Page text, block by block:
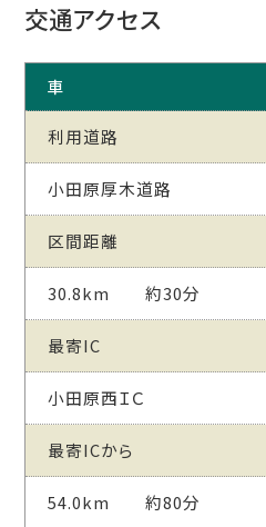
交通アクセス
車
利用道路
小田原厚木道路
区間距離
30.8km 約30分
最寄IC
小田原西ＩＣ
最寄ICから
54.0km 約80分